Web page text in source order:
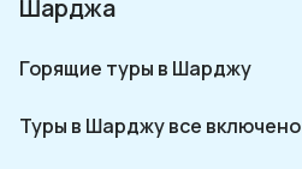
Шарджа
Горящие туры в Шарджу
Туры в Шарджу все включено